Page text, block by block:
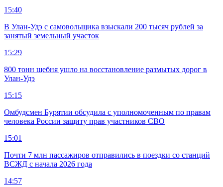
15:40
В Улан-Удэ с самовольщика взыскали 200 тысяч рублей за
занятый земельный участок
15:29
800 тонн щебня ушло на восстановление размытых дорог в
Улан-Удэ
15:15
Омбудсмен Бурятии обсудила с уполномоченным по правам
человека России защиту прав участников СВО
15:01
Почти 7 млн пассажиров отправились в поездки со станций
ВСЖД с начала 2026 года
14:57